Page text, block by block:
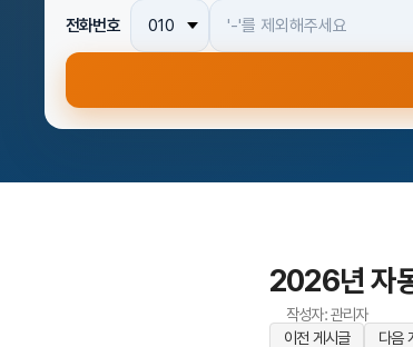
전화번호
2026년 자
작성자: 관리자
이전 게시글
다음